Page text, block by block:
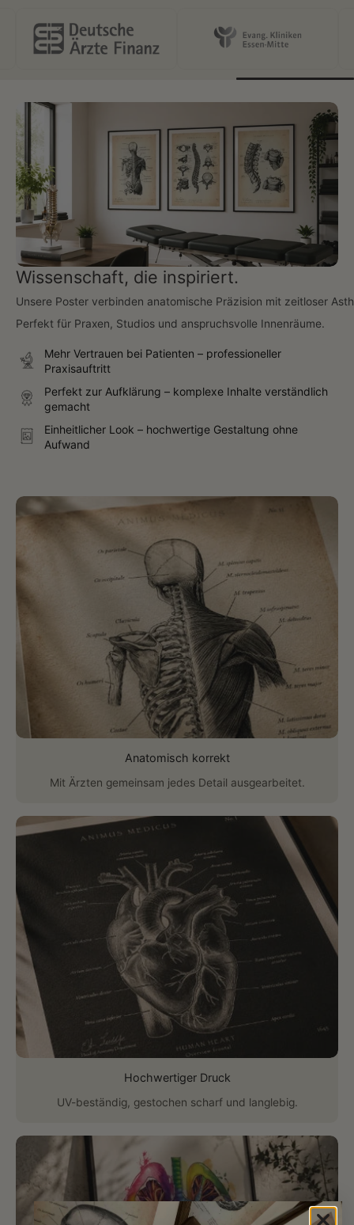
Wissenschaft, die inspiriert.
Unsere Poster verbinden anatomische Präzision mit zeitloser
Perfekt für Praxen, Studios und anspruchsvolle Innenräume.
Mehr Vertrauen bei Patienten – professioneller
Praxisauftritt
Perfekt zur Aufklärung – komplexe Inhalte verständlich
gemacht
Einheitlicher Look – hochwertige Gestaltung ohne
Aufwand
Anatomisch korrekt
Mit Ärzten gemeinsam jedes Detail ausgearbeitet.
Hochwertiger Druck
UV-beständig, gestochen scharf und langlebig.